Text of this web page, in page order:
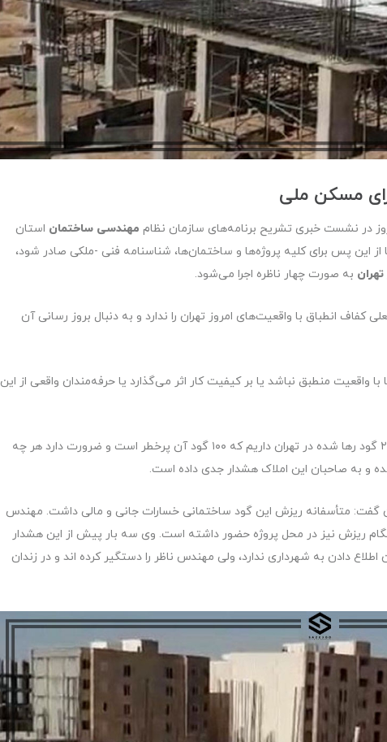
در نشست خبری تشریح برنامه‌های سازمان نظام مهندسی ساختمان استان
از این پس برای کلیه پروژه‌ها و ساختمان‌ها، شناسنامه فنی -ملکی صادر شود،
به صورت چهار ناظره اجرا می‌شود.
انطباق با واقعیت‌های امروز تهران را ندارد و به دنبال بروز رسانی آن
واقعیت منطبق نباشد یا بر کیفیت کار اثر می‌گذارد یا حرفه‌مندان واقعی از این
سعیدیان درباره گودهای ساختمانی پایتخت گفت: ۲۸۰ گود رها شده در تهران داریم که ۱۰۰ گود آن پرخطر است و ضرورت دارد هر چه
و به صاحبان این املاک هشدار جدی داده است.
ریزش گود خیابان ابوذر منطقه ۱۷ تهران گفت: متأسفانه ریزش این گود ساختمانی خسارات جانی و مالی داشت. مهندس
ریزش نیز در محل پروژه حضور داشته است. وی سه بار پیش از این هشدار
دادن به شهرداری ندارد، ولی مهندس ناظر را دستگیر کرده اند و در زندان